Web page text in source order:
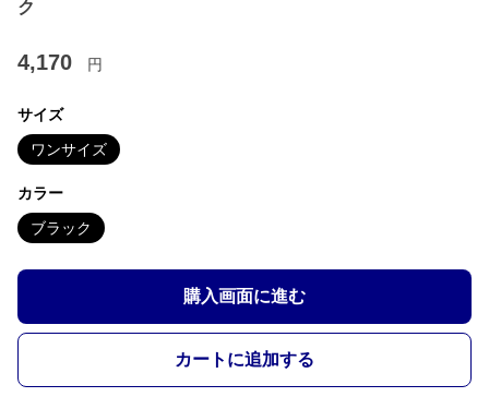
ク
4,170 円
サイズ
ワンサイズ
カラー
ブラック
購入画面に進む
カートに追加する